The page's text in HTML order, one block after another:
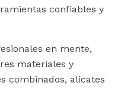
confiables y
en mente,
materiales y
combinados, alicates